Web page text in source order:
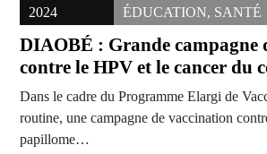
2024
ÉDUCATION, SANTÉ
DIAOBÉ : Grande campagne
contre le HPV et le cancer du
Dans le cadre du Programme Elargi de
routine, une campagne de vaccination
papillome…